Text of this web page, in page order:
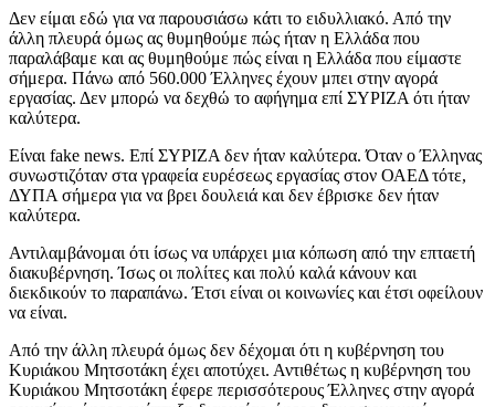
Δεν είμαι εδώ για να παρουσιάσω κάτι το ειδυλλιακό. Από την
άλλη πλευρά όμως ας θυμηθούμε πώς ήταν η Ελλάδα που
παραλάβαμε και ας θυμηθούμε πώς είναι η Ελλάδα που είμαστε
σήμερα. Πάνω από 560.000 Έλληνες έχουν μπει στην αγορά
εργασίας. Δεν μπορώ να δεχθώ το αφήγημα επί ΣΥΡΙΖΑ ότι ήταν
καλύτερα.
Είναι fake news. Επί ΣΥΡΙΖΑ δεν ήταν καλύτερα. Όταν ο Έλληνας
συνωστιζόταν στα γραφεία ευρέσεως εργασίας στον ΟΑΕΔ τότε,
ΔΥΠΑ σήμερα για να βρει δουλειά και δεν έβρισκε δεν ήταν
καλύτερα.
Αντιλαμβάνομαι ότι ίσως να υπάρχει μια κόπωση από την επταετή
διακυβέρνηση. Ίσως οι πολίτες και πολύ καλά κάνουν και
διεκδικούν το παραπάνω. Έτσι είναι οι κοινωνίες και έτσι οφείλουν
να είναι.
Από την άλλη πλευρά όμως δεν δέχομαι ότι η κυβέρνηση του
Κυριάκου Μητσοτάκη έχει αποτύχει. Αντιθέτως η κυβέρνηση του
Κυριάκου Μητσοτάκη έφερε περισσότερους Έλληνες στην αγορά